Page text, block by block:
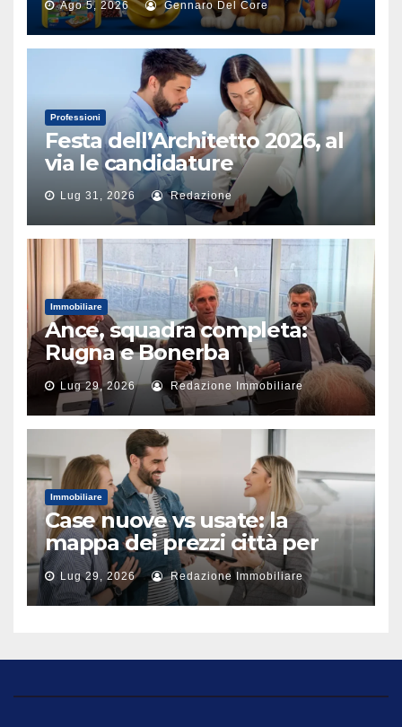
Ago 5, 2026 Gennaro Del Core
Professioni
Festa dell’Architetto 2026, al
via le candidature
Lug 31, 2026 Redazione
Immobiliare
Ance, squadra completa:
Rugna e Bonerba
vicepresidenti
Lug 29, 2026 Redazione Immobiliare
Immobiliare
Case nuove vs usate: la
mappa dei prezzi città per
città
Lug 29, 2026 Redazione Immobiliare